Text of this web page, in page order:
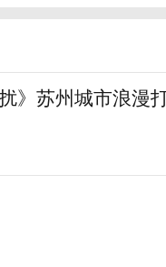
》苏州城市浪漫